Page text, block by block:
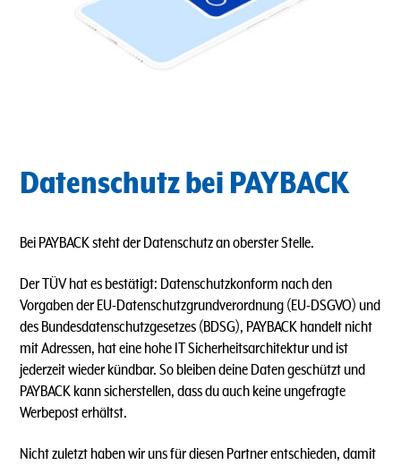
Datenschutz bei PAYBACK
Bei PAYBACK steht der Datenschutz an oberster Stelle.
Der TÜV hat es bestätigt: Datenschutzkonform nach den
Vorgaben der EU-Datenschutzgrundverordnung (EU-DSGVO) und
des Bundesdatenschutzgesetzes (BDSG), PAYBACK handelt nicht
mit Adressen, hat eine hohe IT Sicherheitsarchitektur und ist
jederzeit wieder kündbar. So bleiben deine Daten geschützt und
PAYBACK kann sicherstellen, dass du auch keine ungefragte
Werbepost erhältst.
Nicht zuletzt haben wir uns für diesen Partner entschieden, damit